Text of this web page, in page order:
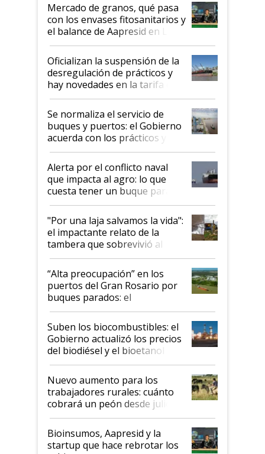
Mercado de granos, qué pasa
con los envases fitosanitarios y
el balance de Aapresid en La
Posta
Oficializan la suspensión de la
desregulación de prácticos y
hay novedades en la tarifa de
la hidrovía
Se normaliza el servicio de
buques y puertos: el Gobierno
acuerda con los prácticos y
suspende el decreto de
desregulación
Alerta por el conflicto naval
que impacta al agro: lo que
cuesta tener un buque parado
y el peligro de que Argentina
pase a ser "país sucio"
"Por una laja salvamos la vida":
el impactante relato de la
tambera que sobrevivió al
tornado
“Alta preocupación” en los
puertos del Gran Rosario por
buques parados: el
funcionamiento de las
exportadoras en tensión tras
la medida de fuerza de los
prácticos
Suben los biocombustibles: el
Gobierno actualizó los precios
del biodiésel y el bioetanol
Nuevo aumento para los
trabajadores rurales: cuánto
cobrará un peón desde julio
Bioinsumos, Aapresid y la
startup que hace rebrotar los